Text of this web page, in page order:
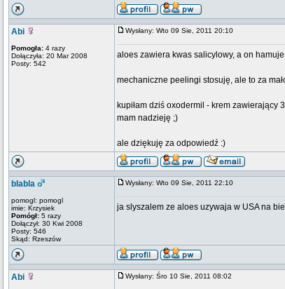
Abi
Pomogła: 4 razy
Dołączyła: 20 Mar 2008
Posty: 542
Wysłany: Wto 09 Sie, 2011 20:10
aloes zawiera kwas salicylowy, a on
mechaniczne peelingi stosuję, ale to za
kupiłam dziś oxodermil - krem zawierający
mam nadzieję ;)
ale dziękuję za odpowiedź :)
blabla
pomogl: pomogl
imie: Krzysiek
Pomógł: 5 razy
Dołączył: 30 Kwi 2008
Posty: 546
Skąd: Rzeszów
Wysłany: Wto 09 Sie, 2011 22:10
ja slyszalem ze aloes uzywaja w USA na
Abi Wysłany: Śro 10 Sie, 2011 08:02